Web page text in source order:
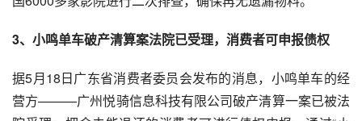
3、 小鸣单车破产清算案法院已受理，消费者可申报债权
据5月18日广东省消费者委员会发布的消息，小鸣单车的经
营方———广州悦骑信息科技有限公司破产清算一案已被法